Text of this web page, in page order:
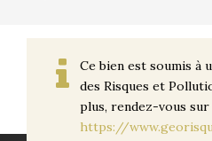
Ce bien est soumis à
des Risques et
plus, rendez-vous sur
https://